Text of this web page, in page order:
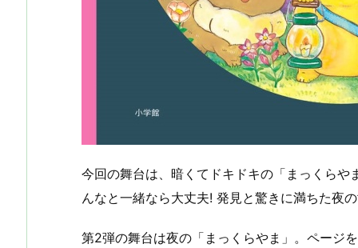
今回の舞台は、暗くてドキドキの「まっくら
んなと一緒なら大丈夫! 発見と驚きに満ちた夜
第2弾の舞台は夜の「まっくらやま」。ページ